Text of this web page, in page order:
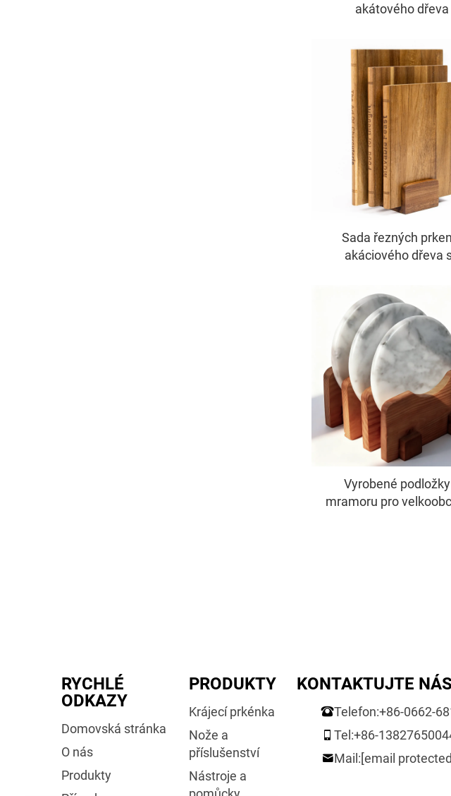
akátového dřeva
Sada řezných
akáciového dřeva
konstrukce pro
dekoraci a použití
Vyrobené
mramoru pro
RYCHLÉ
ODKAZY
Domovská stránka
O nás
Produkty
PRODUKTY
Krájecí prkénka
Nože a
příslušenství
Nástroje a
KONTAKTUJTE NÁS
Telefon:+86-0662-
Tel:+86-
Mail:[email